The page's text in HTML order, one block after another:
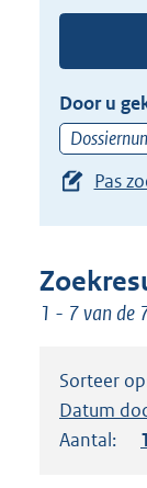
of
in
of
de
pijl
beneden
toets
suggesties.
Druk
om
Door u
Pas
1 - 7 van de
Sorteer
Sorteer
Datum
Aantal: